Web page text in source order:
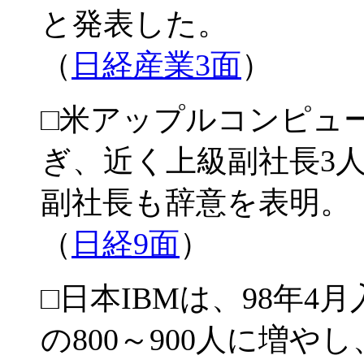
と発表した。
（ 日経産業3面）
□米アップルコンピュ
ぎ、近く上級副社長3
副社長も辞意を表明。
（ 日経9面）
□日本IBMは、98年4月
の800～900人に増や